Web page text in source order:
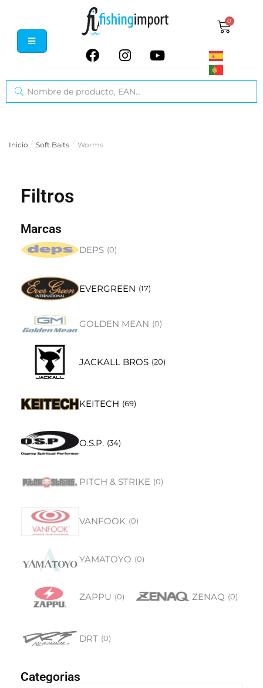
0
Inicio / Soft Baits / Worms
Filtros
Marcas
DEPS (0)
EVERGREEN (17)
GOLDEN MEAN (0)
JACKALL BROS (20)
KEITECH (69)
O.S.P. (34)
PITCH & STRIKE (0)
VANFOOK (0)
YAMATOYO (0)
ZAPPU (0) ZENAQ (0)
DRT (0)
Categorias